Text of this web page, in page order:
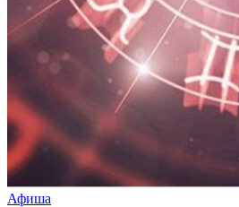
Афиша